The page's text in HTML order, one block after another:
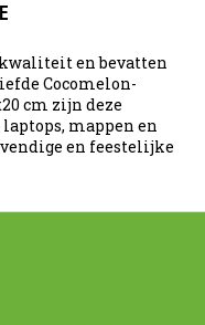
en bevatten
Cocomelon-
cm zijn deze
mappen en
en feestelijke